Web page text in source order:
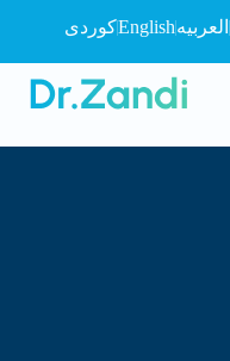
العربیهEnglishکوردی